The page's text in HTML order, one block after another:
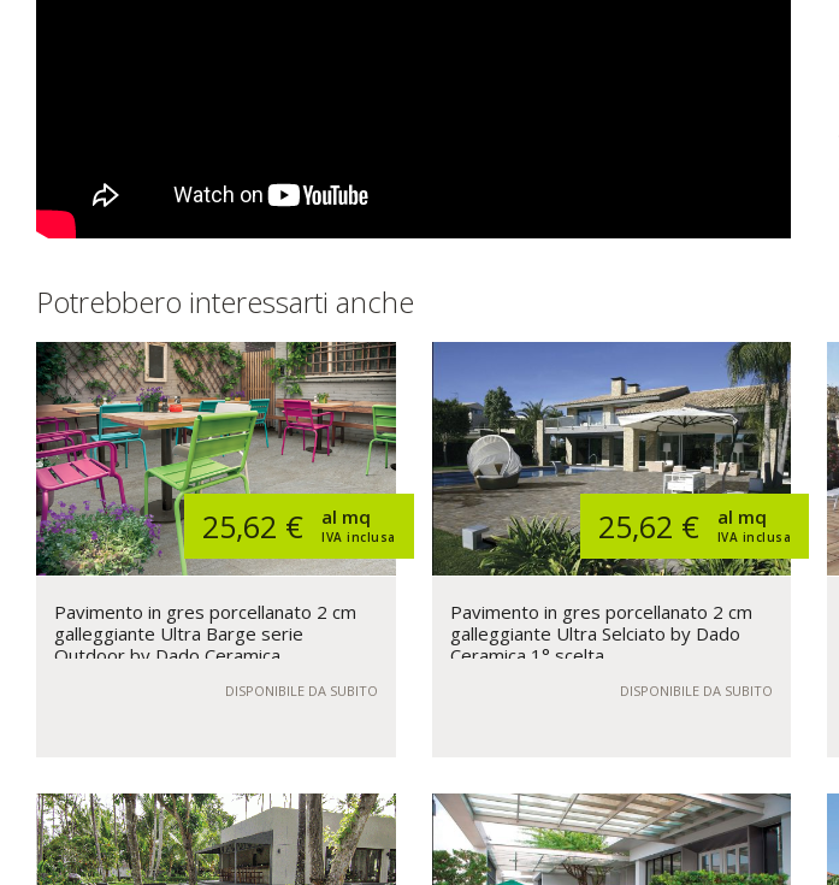
Potrebbero interessarti anche
25,62 € IVA inclusa
al mq
Pavimento in gres porcellanato 2 cm
galleggiante Ultra Barge serie
Outdoor by Dado Ceramica
DISPONIBILE DA SUBITO
25,62 € IVA inclusa
al mq
Pavimento in gres porcellanato 2 cm
galleggiante Ultra Selciato by Dado
Ceramica 1° scelta
DISPONIBILE DA SUBITO